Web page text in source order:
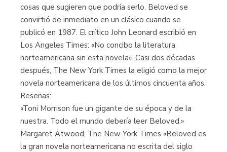
cosas que sugieren que podría serlo. Beloved se
convirtió de inmediato en un clásico cuando se
publicó en 1987. El crítico John Leonard escribió en
Los Angeles Times: «No concibo la literatura
norteamericana sin esta novela». Casi dos décadas
después, The New York Times la eligió como la mejor
novela norteamericana de los últimos cincuenta años.
Reseñas:
«Toni Morrison fue un gigante de su época y de la
nuestra. Todo el mundo debería leer Beloved.»
Margaret Atwood, The New York Times «Beloved es
la gran novela norteamericana no escrita del siglo